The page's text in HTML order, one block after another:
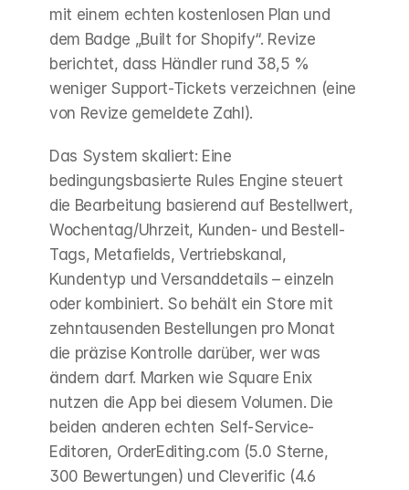
mit einem echten kostenlosen Plan und
dem Badge „Built for Shopify“. Revize
berichtet, dass Händler rund 38,5 %
weniger Support-Tickets verzeichnen (eine
von Revize gemeldete Zahl).
Das System skaliert: Eine
bedingungsbasierte Rules Engine steuert
die Bearbeitung basierend auf Bestellwert,
Wochentag/Uhrzeit, Kunden- und Bestell-
Tags, Metafields, Vertriebskanal,
Kundentyp und Versanddetails – einzeln
oder kombiniert. So behält ein Store mit
zehntausenden Bestellungen pro Monat
die präzise Kontrolle darüber, wer was
ändern darf. Marken wie Square Enix
nutzen die App bei diesem Volumen. Die
beiden anderen echten Self-Service-
Editoren, OrderEditing.com (5.0 Sterne,
300 Bewertungen) und Cleverific (4.6